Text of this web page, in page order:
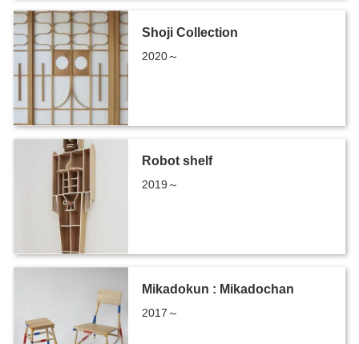
Shoji Collection
2020～
Robot shelf
2019～
Mikadokun : Mikadochan
2017～